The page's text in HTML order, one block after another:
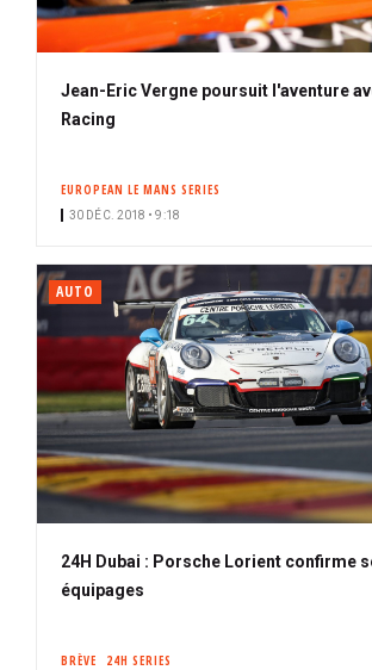
Jean-Eric Vergne poursuit l'aventure
Racing
EUROPEAN LE MANS SERIES
30 DÉC. 2018 • 9:18
AUTO
24H Dubai : Porsche Lorient confirme
équipages
BRÈVE 24H SERIES